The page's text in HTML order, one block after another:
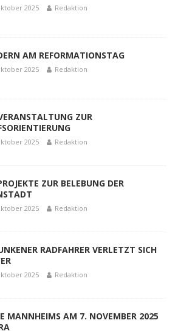
2025 Redaktion
AM REFORMATIONSTAG
2025 Redaktion
ZUR
2025 Redaktion
ZUR BELEBUNG DER
2025 Redaktion
RADFAHRER VERLETZT SICH
2025 Redaktion
MANNHEIMS AM 7. NOVEMBER 2025